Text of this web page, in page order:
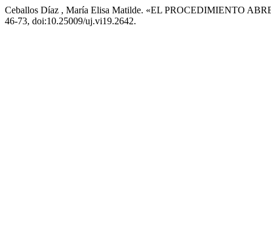
Ceballos Díaz , María Elisa Matilde. «EL PROCEDIMIENTO
46-73, doi:10.25009/uj.vi19.2642.